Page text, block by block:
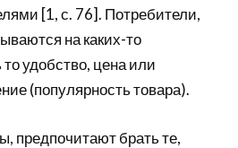
[1, с. 76]. Потребители,
на каких-то
удобство, цена или
(популярность товара).
предпочитают брать те,